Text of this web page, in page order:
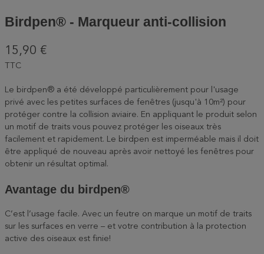
Birdpen® - Marqueur anti-collision
15,90 €
TTC
Le birdpen® a été développé particulièrement pour l'usage
privé avec les petites surfaces de fenêtres (jusqu'à 10m²) pour
protéger contre la collision aviaire. En appliquant le produit selon
un motif de traits vous pouvez protéger les oiseaux très
facilement et rapidement. Le birdpen est imperméable mais il doit
être appliqué de nouveau après avoir nettoyé les fenêtres pour
obtenir un résultat optimal.
Avantage du birdpen®
C’est l’usage facile. Avec un feutre on marque un motif de traits
sur les surfaces en verre – et votre contribution à la protection
active des oiseaux est finie!